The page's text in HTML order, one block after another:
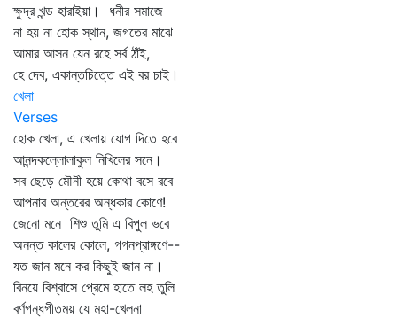
ক্ষুদ্র খন্ড হারাইয়া। ধনীর সমাজে
না হয় না হোক স্থান, জগতের মাঝে
আমার আসন যেন রহে সর্ব ঠাঁই,
হে দেব, একান্তচিত্তে এই বর চাই।
খেলা
Verses
হোক খেলা, এ খেলায় যোগ দিতে হবে
আনন্দকল্লোলাকুল নিখিলের সনে।
সব ছেড়ে মৌনী হয়ে কোথা বসে রবে
আপনার অন্তরের অন্ধকার কোণে!
জেনো মনে শিশু তুমি এ বিপুল ভবে
অনন্ত কালের কোলে, গগনপ্রাঙ্গণে--
যত জান মনে কর কিছুই জান না।
বিনয়ে বিশ্বাসে প্রেমে হাতে লহ তুলি
বর্ণগন্ধগীতময় যে মহা-খেলনা